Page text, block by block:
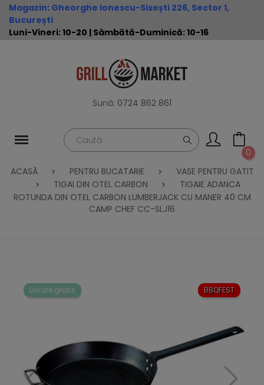
Magazin: Gheorghe Ionescu-Sisești 226, Sector 1,
București
Luni-Vineri: 10-20 | Sâmbătă-Duminică: 10-16
Sună: 0724 862 861
0
ACASĂ
PENTRU BUCATARIE
VASE PENTRU GATIT
TIGAI DIN OTEL CARBON
TIGAIE ADANCA
ROTUNDA DIN OTEL CARBON LUMBERJACK CU MANER 40 CM
CAMP CHEF CC-SLJ16
BBQFEST
Livrare gratis